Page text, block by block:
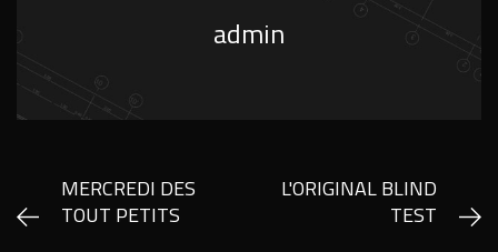
admin
MERCREDI DES
TOUT PETITS
L'ORIGINAL BLIND
TEST